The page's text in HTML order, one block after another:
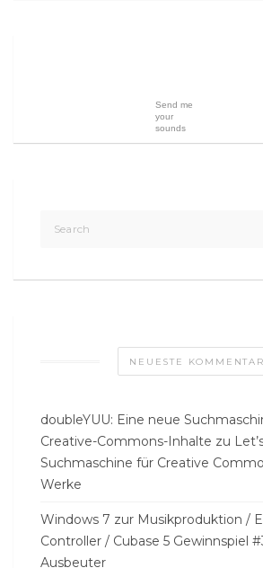
Send me
your
sounds
NEUESTE
doubleYUU: Eine neue
Creative-Commons-Inhalte zu
Suchmaschine für Creative
Werke
Windows 7 zur Musikproduktion /
Controller / Cubase 5 Gewinnspiel
Ausbeuter